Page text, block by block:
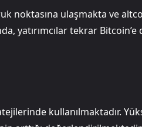
noktasına ulaşmakta ve
yatırımcılar tekrar
kullanılmaktadır.